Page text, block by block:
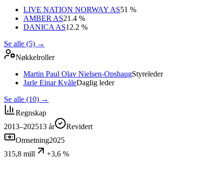
LIVE NATION NORWAY AS51 %
AMBER AS21.4 %
DANICA AS12.2 %
Se alle (5) →
Nøkkelroller
Martin Paul Olav Nielsen-OpshaugStyreleder
Jarle Einar KvåleDaglig leder
Se alle (10) →
Regnskap
2013–202513 år
Revidert
Omsetning2025
315,8 mill
+3,6 %